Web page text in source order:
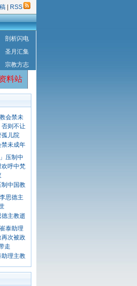
RSS
剖析闪电
圣月汇集
宗教方志
料站
禁未成年
制中国教
德主教逝
助理主教